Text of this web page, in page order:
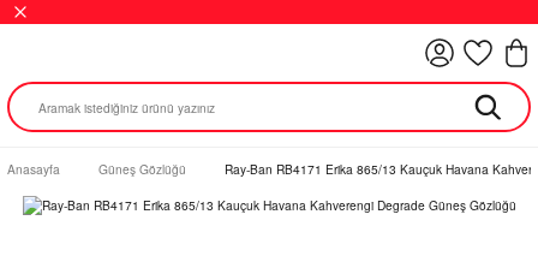
Anasayfa Güneş Gözlüğü Ray-Ban RB4171 Erika 865/13 Kauçuk Havana